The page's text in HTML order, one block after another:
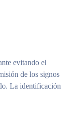
evitando el
de los signos
La identificación